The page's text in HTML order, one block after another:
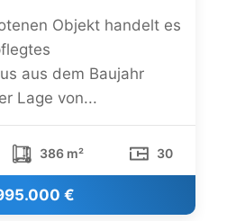
Objekt handelt es
aus dem Baujahr
Lage von...
386 m² 30
€